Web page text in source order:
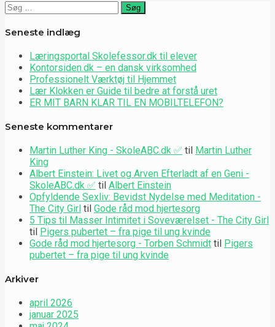
Søg
efter:
Seneste indlæg
Læringsportal Skolefessor.dk til elever
Kontorsiden.dk – en dansk virksomhed
Professionelt Værktøj til Hjemmet
Lær Klokken er Guide til bedre at forstå uret
ER MIT BARN KLAR TIL EN MOBILTELEFON?
Seneste kommentarer
Martin Luther King - SkoleABC.dk ✅ til Martin Luther
King
Albert Einstein: Livet og Arven Efterladt af en Geni -
SkoleABC.dk ✅ til Albert Einstein
Opfyldende Sexliv: Bevidst Nydelse med Meditation -
The City Girl til Gode råd mod hjertesorg
5 Tips til Masser Intimitet i Soveværelset - The City Girl
til Pigers pubertet – fra pige til ung kvinde
Gode råd mod hjertesorg - Torben Schmidt til Pigers
pubertet – fra pige til ung kvinde
Arkiver
april 2026
januar 2025